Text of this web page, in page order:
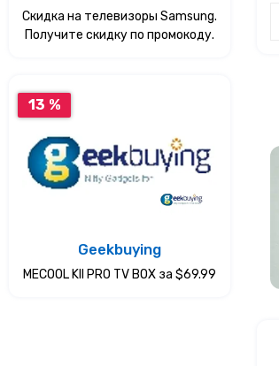
Скидка на телевизоры Samsung.
Получите скидку по промокоду.
13 %
Geekbuying
MECOOL KII PRO TV BOX за $69.99